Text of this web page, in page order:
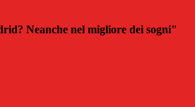
Neanche nel migliore dei sogni"